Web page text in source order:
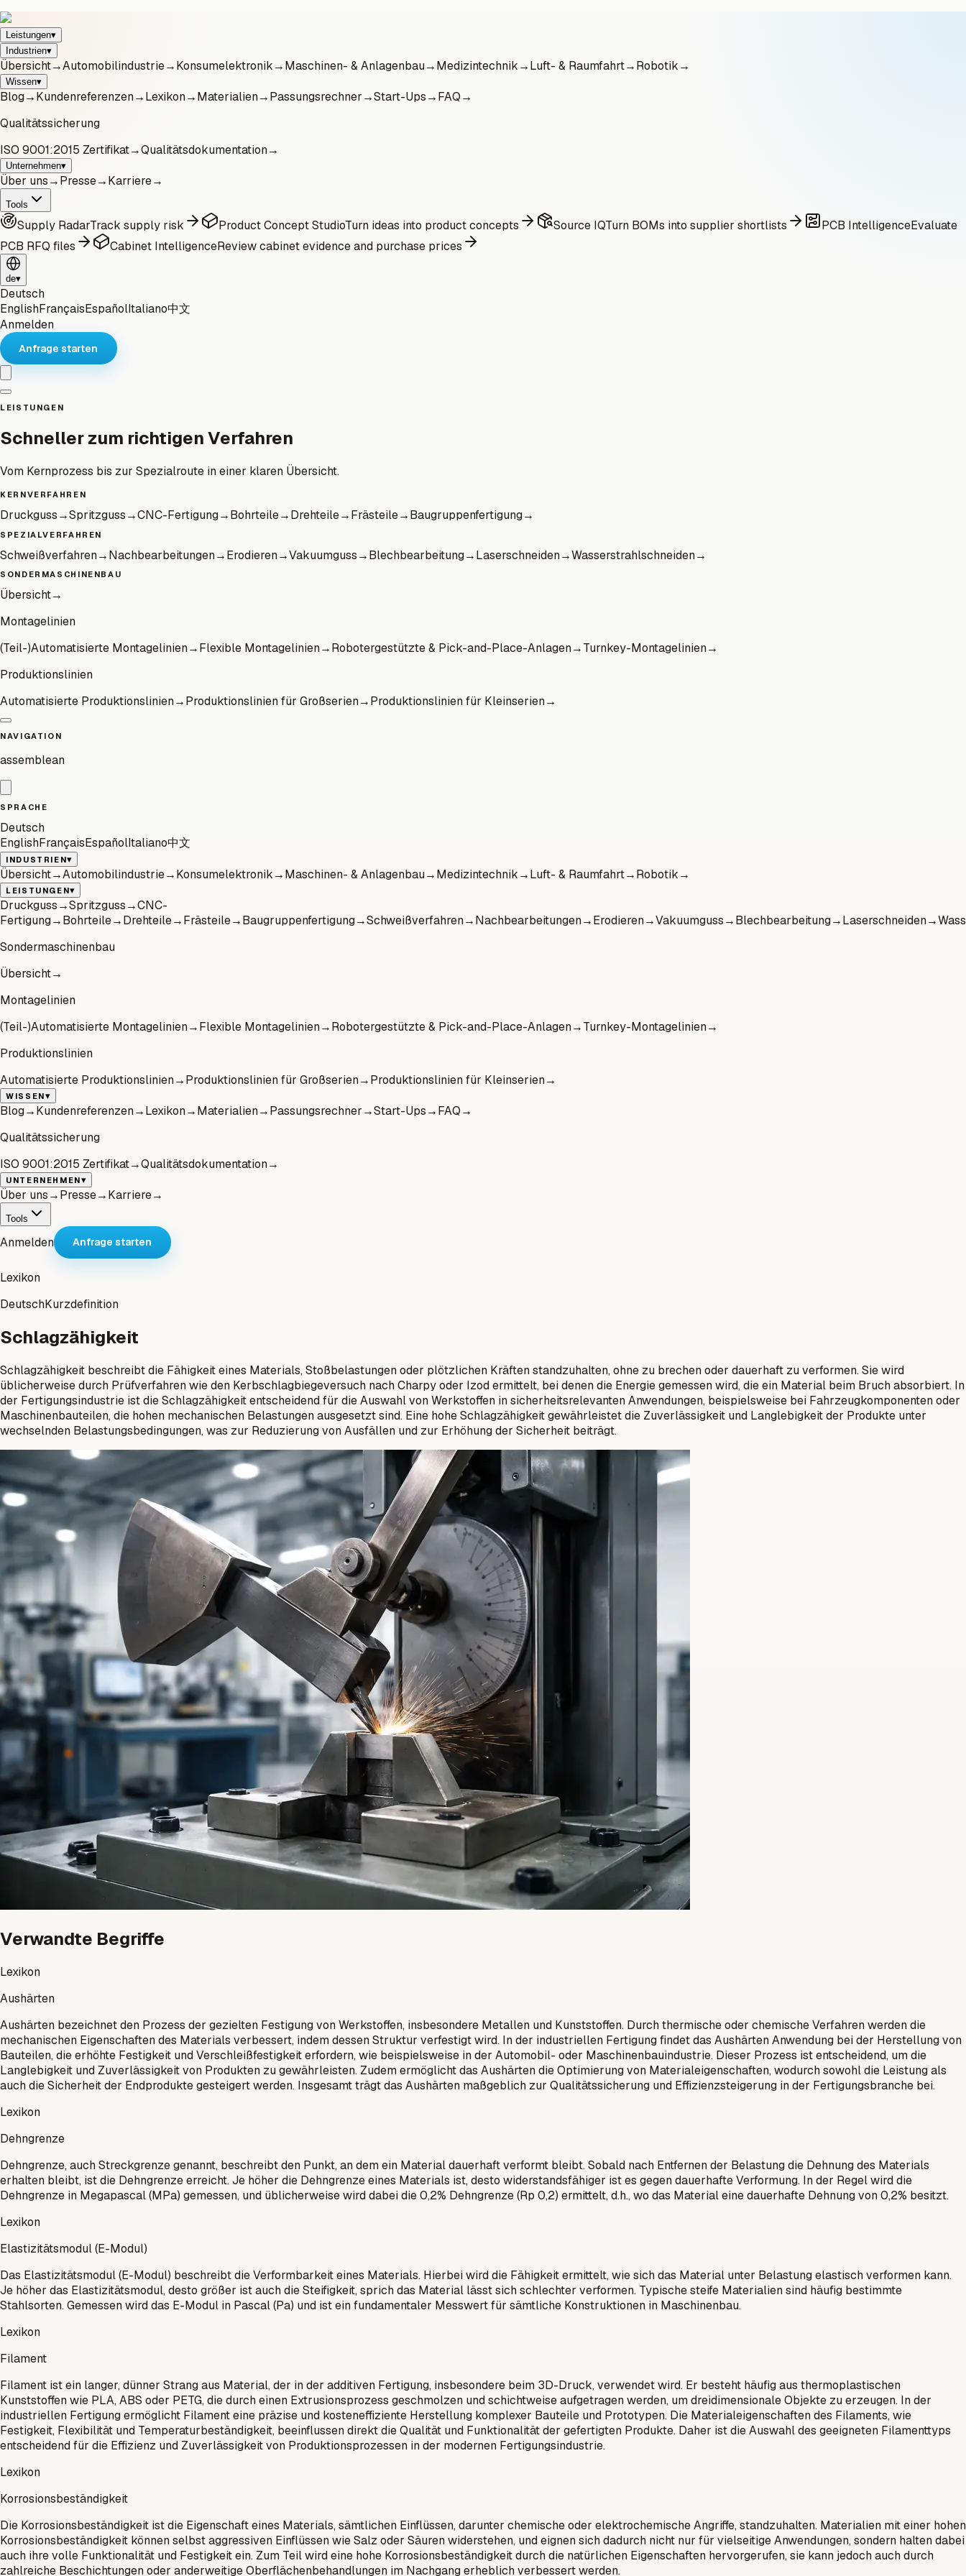
Leistungen▾
Industrien▾
Übersicht→Automobilindustrie→Konsumelektronik→Maschinen- & Anlagenbau→Medizintechnik→Luft- & Raumfahrt→Robotik→
Wissen▾
Blog→Kundenreferenzen→Lexikon→Materialien→Passungsrechner→Start-Ups→FAQ→
Qualitätssicherung
ISO 9001:2015 Zertifikat→Qualitätsdokumentation→
Unternehmen▾
Über uns→Presse→Karriere→
Tools
Supply RadarTrack supply risk Product Concept StudioTurn ideas into product concepts Source IQTurn BOMs into supplier shortlists PCB IntelligenceEvaluate
PCB RFQ files
Cabinet IntelligenceReview cabinet evidence and purchase prices
de▾
Deutsch
EnglishFrançaisEspañolItaliano中文
Anmelden
Anfrage starten
LEISTUNGEN
Schneller zum richtigen Verfahren
Vom Kernprozess bis zur Spezialroute in einer klaren Übersicht.
KERNVERFAHREN
Druckguss→Spritzguss→CNC-Fertigung→Bohrteile→Drehteile→Frästeile→Baugruppenfertigung→
SPEZIALVERFAHREN
Schweißverfahren→Nachbearbeitungen→Erodieren→Vakuumguss→Blechbearbeitung→Laserschneiden→Wasserstrahlschneiden→
SONDERMASCHINENBAU
Übersicht→
Montagelinien
(Teil-)Automatisierte Montagelinien→Flexible Montagelinien→Robotergestützte & Pick-and-Place-Anlagen→Turnkey-Montagelinien→
Produktionslinien
Automatisierte Produktionslinien→Produktionslinien für Großserien→Produktionslinien für Kleinserien→
NAVIGATION
assemblean
SPRACHE
Deutsch
EnglishFrançaisEspañolItaliano中文
INDUSTRIEN▾
Übersicht→Automobilindustrie→Konsumelektronik→Maschinen- & Anlagenbau→Medizintechnik→Luft- & Raumfahrt→Robotik→
LEISTUNGEN▾
Druckguss→Spritzguss→CNC-
Fertigung→Bohrteile→Drehteile→Frästeile→Baugruppenfertigung→Schweißverfahren→Nachbearbeitungen→Erodieren→Vakuumguss→Blechbearbeitung→Laserschneiden→
Sondermaschinenbau
Übersicht→
Montagelinien
(Teil-)Automatisierte Montagelinien→Flexible Montagelinien→Robotergestützte & Pick-and-Place-Anlagen→Turnkey-Montagelinien→
Produktionslinien
Automatisierte Produktionslinien→Produktionslinien für Großserien→Produktionslinien für Kleinserien→
WISSEN▾
Blog→Kundenreferenzen→Lexikon→Materialien→Passungsrechner→Start-Ups→FAQ→
Qualitätssicherung
ISO 9001:2015 Zertifikat→Qualitätsdokumentation→
UNTERNEHMEN▾
Über uns→Presse→Karriere→
Tools
Anmelden Anfrage starten
Lexikon
DeutschKurzdefinition
Schlagzähigkeit
Schlagzähigkeit beschreibt die Fähigkeit eines Materials, Stoßbelastungen oder plötzlichen Kräften standzuhalten, ohne zu brechen oder dauerhaft zu verformen. Sie wird
üblicherweise durch Prüfverfahren wie den Kerbschlagbiegeversuch nach Charpy oder Izod ermittelt, bei denen die Energie gemessen wird, die ein Material beim Bruch absorbiert. In
der Fertigungsindustrie ist die Schlagzähigkeit entscheidend für die Auswahl von Werkstoffen in sicherheitsrelevanten Anwendungen, beispielsweise bei Fahrzeugkomponenten oder
Maschinenbauteilen, die hohen mechanischen Belastungen ausgesetzt sind. Eine hohe Schlagzähigkeit gewährleistet die Zuverlässigkeit und Langlebigkeit der Produkte unter
wechselnden Belastungsbedingungen, was zur Reduzierung von Ausfällen und zur Erhöhung der Sicherheit beiträgt.
Verwandte Begriffe
Lexikon
Aushärten
Aushärten bezeichnet den Prozess der gezielten Festigung von Werkstoffen, insbesondere Metallen und Kunststoffen. Durch thermische oder chemische Verfahren werden die
mechanischen Eigenschaften des Materials verbessert, indem dessen Struktur verfestigt wird. In der industriellen Fertigung findet das Aushärten Anwendung bei der Herstellung von
Bauteilen, die erhöhte Festigkeit und Verschleißfestigkeit erfordern, wie beispielsweise in der Automobil- oder Maschinenbauindustrie. Dieser Prozess ist entscheidend, um die
Langlebigkeit und Zuverlässigkeit von Produkten zu gewährleisten. Zudem ermöglicht das Aushärten die Optimierung von Materialeigenschaften, wodurch sowohl die Leistung als
auch die Sicherheit der Endprodukte gesteigert werden. Insgesamt trägt das Aushärten maßgeblich zur Qualitätssicherung und Effizienzsteigerung in der Fertigungsbranche bei.
Lexikon
Dehngrenze
Dehngrenze, auch Streckgrenze genannt, beschreibt den Punkt, an dem ein Material dauerhaft verformt bleibt. Sobald nach Entfernen der Belastung die Dehnung des Materials
erhalten bleibt, ist die Dehngrenze erreicht. Je höher die Dehngrenze eines Materials ist, desto widerstandsfähiger ist es gegen dauerhafte Verformung. In der Regel wird die
Dehngrenze in Megapascal (MPa) gemessen, und üblicherweise wird dabei die 0,2% Dehngrenze (Rp 0,2) ermittelt, d.h., wo das Material eine dauerhafte Dehnung von 0,2% besitzt.
Lexikon
Elastizitätsmodul (E-Modul)
Das Elastizitätsmodul (E-Modul) beschreibt die Verformbarkeit eines Materials. Hierbei wird die Fähigkeit ermittelt, wie sich das Material unter Belastung elastisch verformen kann.
Je höher das Elastizitätsmodul, desto größer ist auch die Steifigkeit, sprich das Material lässt sich schlechter verformen. Typische steife Materialien sind häufig bestimmte
Stahlsorten. Gemessen wird das E-Modul in Pascal (Pa) und ist ein fundamentaler Messwert für sämtliche Konstruktionen in Maschinenbau.
Lexikon
Filament
Filament ist ein langer, dünner Strang aus Material, der in der additiven Fertigung, insbesondere beim 3D-Druck, verwendet wird. Er besteht häufig aus thermoplastischen
Kunststoffen wie PLA, ABS oder PETG, die durch einen Extrusionsprozess geschmolzen und schichtweise aufgetragen werden, um dreidimensionale Objekte zu erzeugen. In der
industriellen Fertigung ermöglicht Filament eine präzise und kosteneffiziente Herstellung komplexer Bauteile und Prototypen. Die Materialeigenschaften des Filaments, wie
Festigkeit, Flexibilität und Temperaturbeständigkeit, beeinflussen direkt die Qualität und Funktionalität der gefertigten Produkte. Daher ist die Auswahl des geeigneten Filamenttyps
entscheidend für die Effizienz und Zuverlässigkeit von Produktionsprozessen in der modernen Fertigungsindustrie.
Lexikon
Korrosionsbeständigkeit
Die Korrosionsbeständigkeit ist die Eigenschaft eines Materials, sämtlichen Einflüssen, darunter chemische oder elektrochemische Angriffe, standzuhalten. Materialien mit einer hohen
Korrosionsbeständigkeit können selbst aggressiven Einflüssen wie Salz oder Säuren widerstehen, und eignen sich dadurch nicht nur für vielseitige Anwendungen, sondern halten dabei
auch ihre volle Funktionalität und Festigkeit ein. Zum Teil wird eine hohe Korrosionsbeständigkeit durch die natürlichen Eigenschaften hervorgerufen, sie kann jedoch auch durch
zahlreiche Beschichtungen oder anderweitige Oberflächenbehandlungen im Nachgang erheblich verbessert werden.